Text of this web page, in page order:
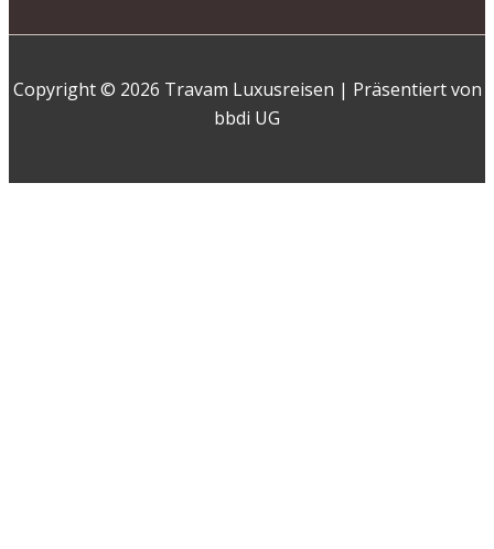
Copyright © 2026 Travam Luxusreisen | Präsentiert von
bbdi UG